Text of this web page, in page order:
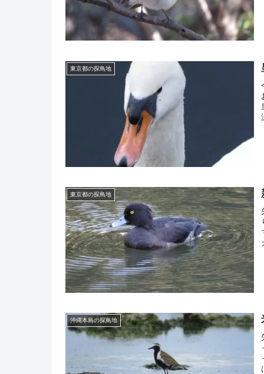
東京都の探鳥地
東京都の探鳥地
沖縄本島の探鳥地